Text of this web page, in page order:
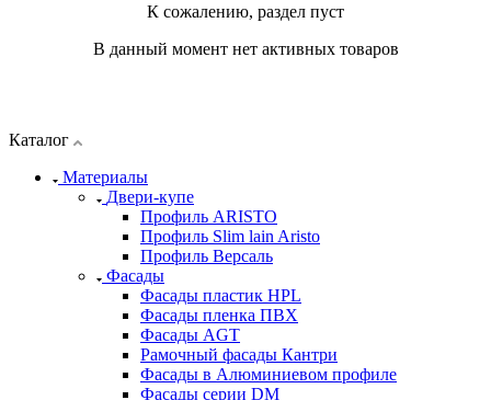
К сожалению, раздел пуст
В данный момент нет активных товаров
Каталог
Материалы
Двери-купе
Профиль ARISTO
Профиль Slim lain Aristo
Профиль Версаль
Фасады
Фасады пластик HPL
Фасады пленка ПВХ
Фасады AGT
Рамочный фасады Кантри
Фасады в Алюминиевом профиле
Фасады серии DM